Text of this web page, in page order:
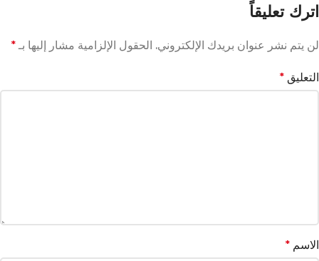
اترك تعليقاً
لن يتم نشر عنوان بريدك الإلكتروني. الحقول الإلزامية مشار إليها بـ *
التعليق *
الاسم *